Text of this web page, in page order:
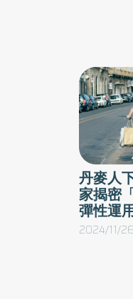
丹麥人
家揭密
彈性運
2024/11/26